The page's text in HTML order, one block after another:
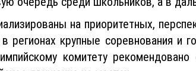
для определения физической
очередь среди школьников, а в
на приоритетных,
крупные соревнования и